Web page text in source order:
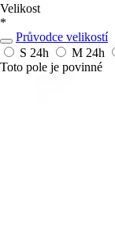
Velikost
*
Průvodce velikostí
S 24h M 24h
Toto pole je povinné